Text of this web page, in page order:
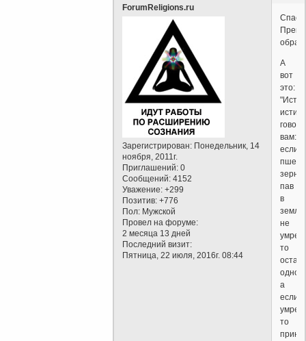
ForumReligions.ru
Зарегистрирован: Понедельник, 14
ноября, 2011г.
Приглашений: 0
Сообщений: 4152
Уважение: +299
Позитив: +776
Пол: Мужской
Провел на форуме:
2 месяца 13 дней
Последний визит:
Пятница, 22 июля, 2016г. 08:44
образ!
А
вот
это:
вам:
если
зерно,
пав
в
не
умрет,
то
одно;
а
если
умрет,
то